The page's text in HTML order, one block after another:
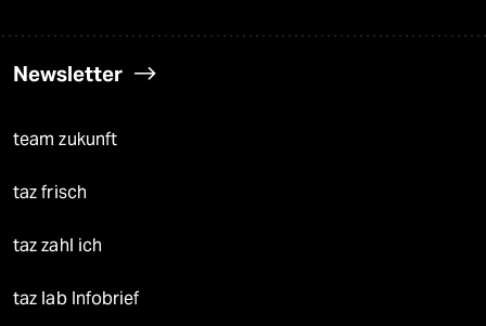
Newsletter
team zukunft
taz frisch
taz zahl ich
taz lab Infobrief